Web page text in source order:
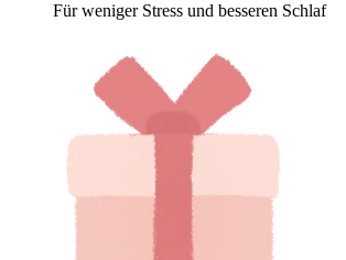
Für weniger Stress und besseren Schlaf